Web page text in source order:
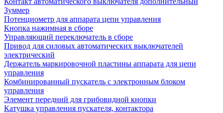
Зуммер
Потенциометр для аппарата цепи управления
Кнопка нажимная в сборе
Управляющий переключатель в сборе
Привод для силовых автоматических выключателей
электрический
Держатель маркировочной пластины аппарата для цепи
управления
Комбинированный пускатель с электронным блоком
управления
Элемент передний для грибовидной кнопки
Катушка управления пускателя, контактора